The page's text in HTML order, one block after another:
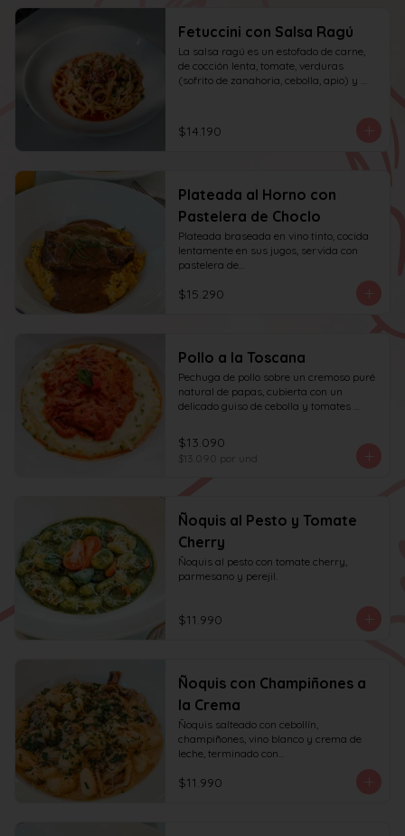
Fetuccini con Salsa Ragú
La salsa ragú es un estofado de carne,
de cocción lenta, tomate, verduras
(sofrito de zanahoria, cebolla, apio) y
$14.190
Plateada al Horno con
Pastelera de Choclo
Plateada braseada en vino tinto, cocida
lentamente en sus jugos, servida con
pastelera de
$15.290
Pollo a la Toscana
Pechuga de pollo sobre un cremoso puré
natural de papas, cubierta con un
delicado guiso de cebolla y tomates
blanco y fondo de verduras.
$13.090
$13.090 por und
Ñoquis al Pesto y Tomate
Cherry
Ñoquis al pesto con tomate cherry,
parmesano y perejil.
$11.990
Ñoquis con Champiñones a
la Crema
Ñoquis salteado con cebollín,
champiñones, vino blanco y crema de
leche, terminado con
$11.990